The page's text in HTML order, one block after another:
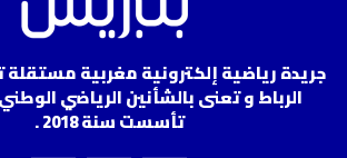
جريدة رياضية إلكترونية مغربية مستقلة
الرباط و تعنى بالشأنين الرياضي
تأسست سنة 2018 .